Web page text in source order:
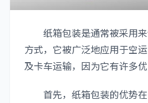
纸箱包装是通常被采用来
方式，它被广泛地应用于空
及卡车运输，因为它有许多优
首先，纸箱包装的优势在